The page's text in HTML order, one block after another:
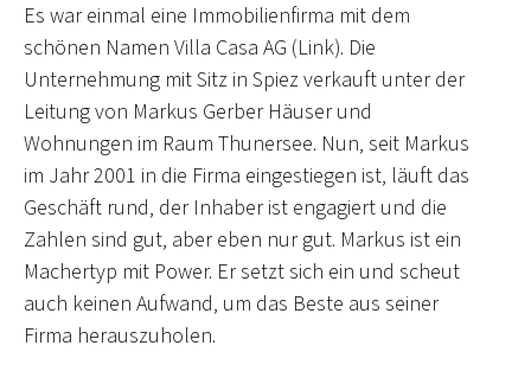
Es war einmal eine Immobilienfirma mit dem
schönen Namen Villa Casa AG (Link). Die
Unternehmung mit Sitz in Spiez verkauft unter der
Leitung von Markus Gerber Häuser und
Wohnungen im Raum Thunersee. Nun, seit Markus
im Jahr 2001 in die Firma eingestiegen ist, läuft das
Geschäft rund, der Inhaber ist engagiert und die
Zahlen sind gut, aber eben nur gut. Markus ist ein
Machertyp mit Power. Er setzt sich ein und scheut
auch keinen Aufwand, um das Beste aus seiner
Firma herauszuholen.